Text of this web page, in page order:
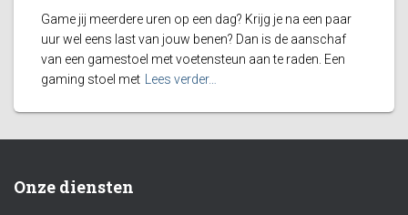
Game jij meerdere uren op een dag? Krijg je na een paar
uur wel eens last van jouw benen? Dan is de aanschaf
van een gamestoel met voetensteun aan te raden. Een
gaming stoel met
Lees verder…
Onze diensten